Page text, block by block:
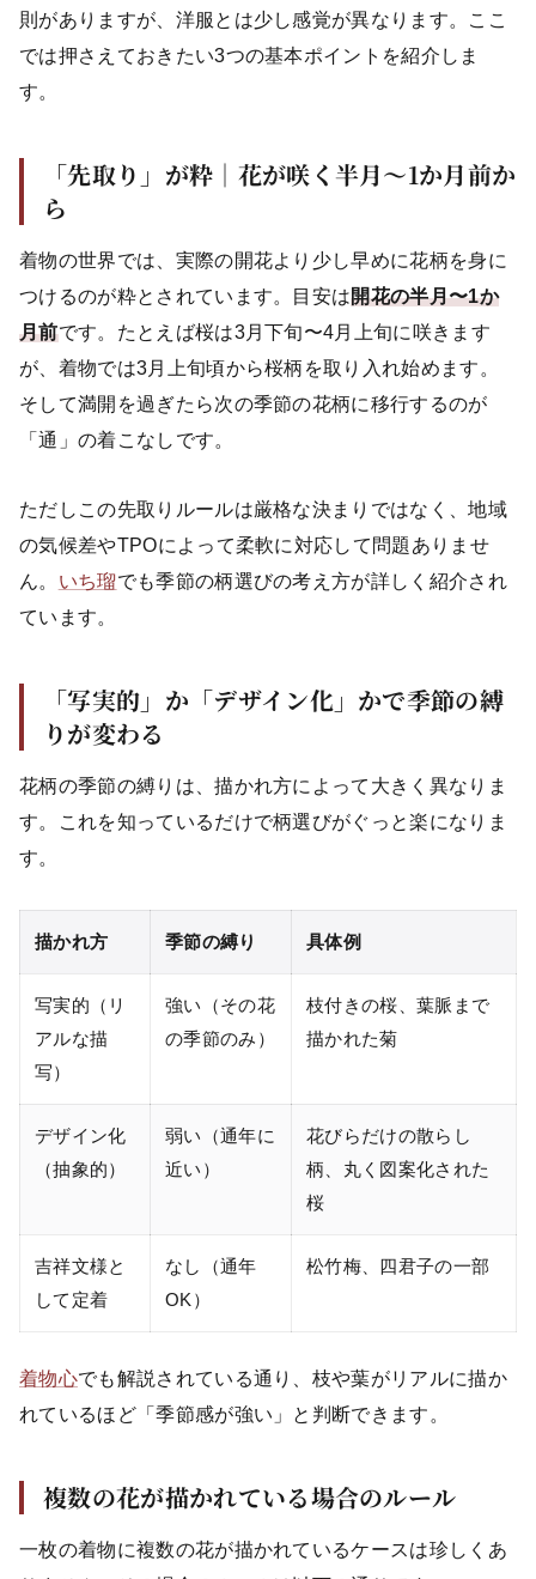
則がありますが、洋服とは少し感覚が異なります。ここ
では押さえておきたい3つの基本ポイントを紹介しま
す。
「先取り」が粋｜花が咲く半月〜1か月前か
ら
着物の世界では、実際の開花より少し早めに花柄を身に
つけるのが粋とされています。目安は開花の半月〜1か
月前です。たとえば桜は3月下旬〜4月上旬に咲きます
が、着物では3月上旬頃から桜柄を取り入れ始めます。
そして満開を過ぎたら次の季節の花柄に移行するのが
「通」の着こなしです。
ただしこの先取りルールは厳格な決まりではなく、地域
の気候差やTPOによって柔軟に対応して問題ありませ
ん。 いち瑠でも季節の柄選びの考え方が詳しく紹介され
ています。
「写実的」か「デザイン化」かで季節の縛
りが変わる
花柄の季節の縛りは、描かれ方によって大きく異なりま
す。これを知っているだけで柄選びがぐっと楽になりま
す。
描かれ方 季節の縛り 具体例
写実的（リ
アルな描
写）
強い（その花
の季節のみ）
枝付きの桜、葉脈まで
描かれた菊
デザイン化
（抽象的）
弱い（通年に
近い）
花びらだけの散らし
柄、丸く図案化された
桜
吉祥文様と
して定着
なし（通年
OK）
松竹梅、四君子の一部
着物心でも解説されている通り、枝や葉がリアルに描か
れているほど「季節感が強い」と判断できます。
複数の花が描かれている場合のルール
一枚の着物に複数の花が描かれているケースは珍しくあ